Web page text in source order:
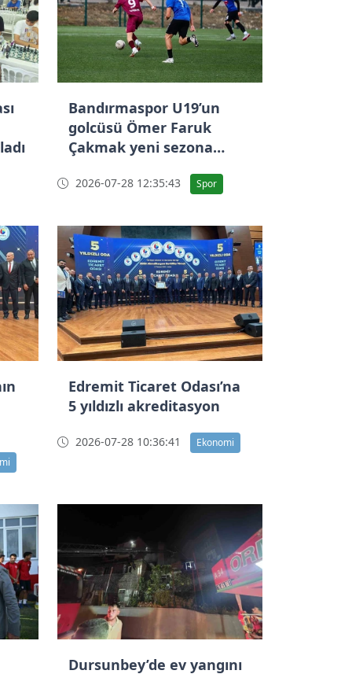
Bandırmaspor U19’un
golcüsü Ömer Faruk
Çakmak yeni sezona
2026-07-28 12:35:43 Spor
Edremit Ticaret Odası’na
5 yıldızlı akreditasyon
2026-07-28 10:36:41 Ekonomi
Dursunbey’de ev yangını